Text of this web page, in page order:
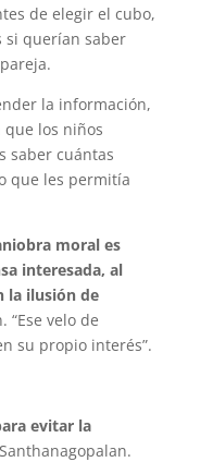
de elegir el cubo,
si querían saber
la información,
los niños
saber cuántas
que les permitía
moral es
interesada, al
la ilusión de
“Ese velo de
su propio interés”.
evitar la